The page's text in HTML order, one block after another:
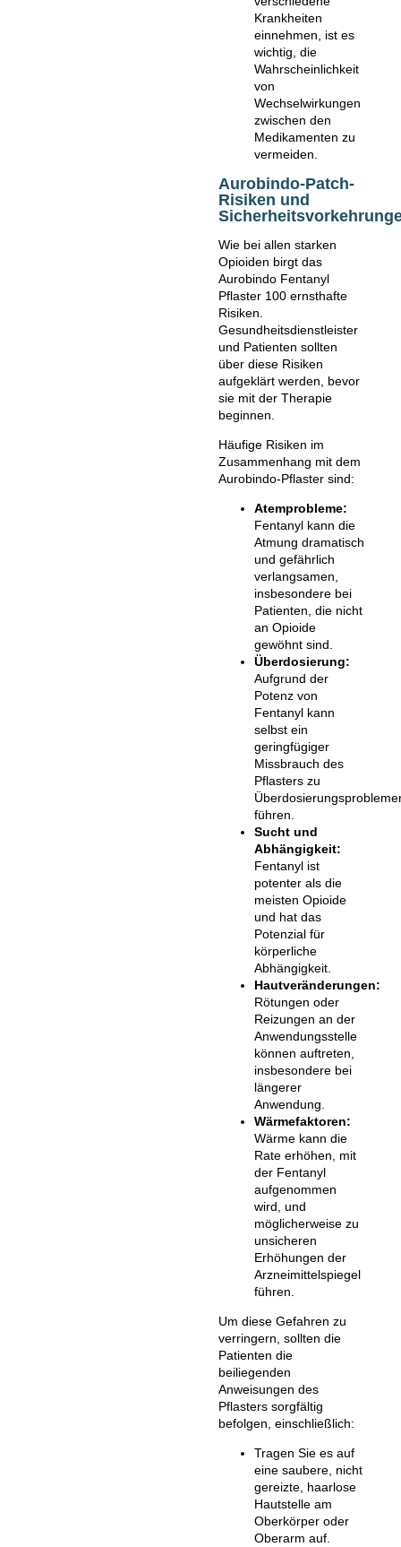
Krankheiten
einnehmen, ist es
wichtig, die
Wahrscheinlichkeit
von
Wechselwirkungen
zwischen den
Medikamenten zu
vermeiden.
Aurobindo-Patch-
Risiken und
Wie bei allen starken
Opioiden birgt das
Aurobindo Fentanyl
Pflaster 100 ernsthafte
Risiken.
Gesundheitsdienstleister
und Patienten sollten
über diese Risiken
aufgeklärt werden, bevor
sie mit der Therapie
beginnen.
Häufige Risiken im
Zusammenhang mit dem
Aurobindo-Pflaster sind:
Atemprobleme:
Fentanyl kann die
Atmung dramatisch
und gefährlich
verlangsamen,
insbesondere bei
Patienten, die nicht
an Opioide
gewöhnt sind.
Überdosierung:
Aufgrund der
Potenz von
Fentanyl kann
selbst ein
geringfügiger
Missbrauch des
Pflasters zu
führen.
Sucht und
Abhängigkeit:
Fentanyl ist
potenter als die
meisten Opioide
und hat das
Potenzial für
körperliche
Abhängigkeit.
Hautveränderungen:
Rötungen oder
Reizungen an der
Anwendungsstelle
können auftreten,
insbesondere bei
längerer
Anwendung.
Wärmefaktoren:
Wärme kann die
Rate erhöhen, mit
der Fentanyl
aufgenommen
wird, und
möglicherweise zu
unsicheren
Erhöhungen der
Arzneimittelspiegel
führen.
Um diese Gefahren zu
verringern, sollten die
Patienten die
beiliegenden
Anweisungen des
Pflasters sorgfältig
befolgen, einschließlich:
Tragen Sie es auf
eine saubere, nicht
gereizte, haarlose
Hautstelle am
Oberkörper oder
Oberarm auf.